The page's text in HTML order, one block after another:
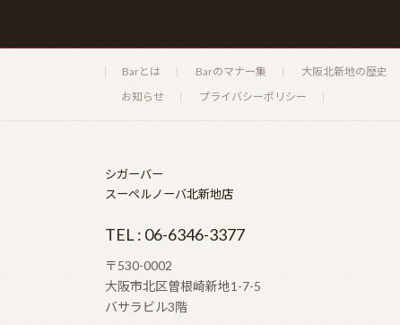
Barとは Barのマナー集 大阪北新地の歴史
お知らせ
プライバシーポリシー
シガーバー
スーペルノーバ北新地店
TEL : 06-6346-3377
〒530-0002
大阪市北区曽根崎新地1-7-5
バサラビル3階